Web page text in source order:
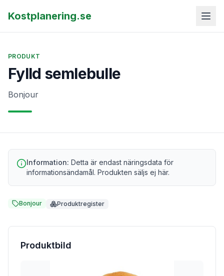
Kostplanering.se
PRODUKT
Fylld semlebulle
Bonjour
Information: Detta är endast näringsdata för
informationsändamål. Produkten säljs ej här.
Bonjour Produktregister
Produktbild